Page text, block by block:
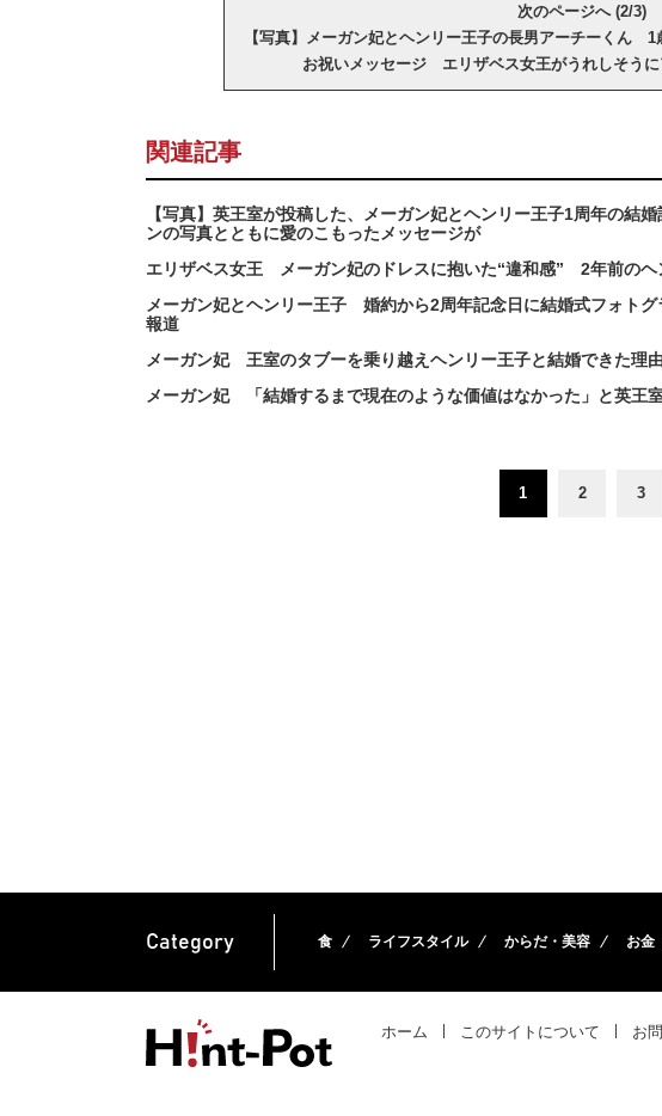
次のページへ (2/3)
【写真】メーガン妃とヘンリー王子の長男アーチーくん
お祝いメッセージ エリザベス女王がうれしそう
関連記事
【写真】英王室が投稿した、メーガン妃とヘンリー王子1周年の
ンの写真とともに愛のこもったメッセージが
エリザベス女王 メーガン妃のドレスに抱いた“違和感” 2年前の
メーガン妃とヘンリー王子 婚約から2周年記念日に結婚式フォト
報道
メーガン妃 王室のタブーを乗り越えヘンリー王子と結婚できた理
メーガン妃 「結婚するまで現在のような価値はなかった」と英王
1 2 3
Category 食 ライフスタイル からだ・美容 お金
ホーム このサイトについて お